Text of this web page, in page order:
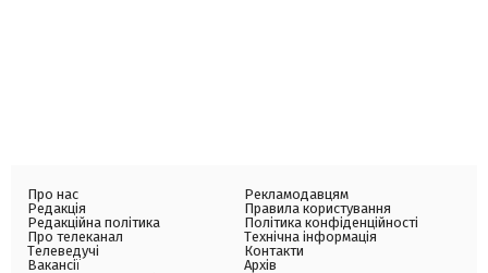
Про нас
Редакція
Редакційна політика
Про телеканал
Телеведучі
Вакансії
Рекламодавцям
Правила користування
Політика конфіденційності
Технічна інформація
Контакти
Архів